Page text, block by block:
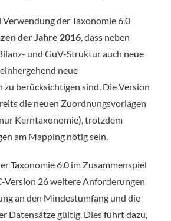
der Taxonomie 6.0
der Jahre 2016, dass neben
und GuV-Struktur auch neue
neue
zu berücksichtigen sind. Die Version
die neuen Zuordnungs­vorlagen
Kerntaxonomie), trotzdem
am Mapping nötig sein.
Taxonomie 6.0 im Zusammenspiel
Version 26 weitere Anforderungen
an den Mindestumfang und die
Datensätze gültig. Dies führt dazu,